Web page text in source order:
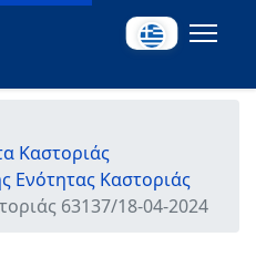
Καστοριάς
Ενότητας Καστοριάς
63137/18-04-2024